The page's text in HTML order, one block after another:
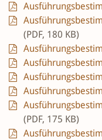
(PDF, 180 KB)
(PDF, 175 KB)